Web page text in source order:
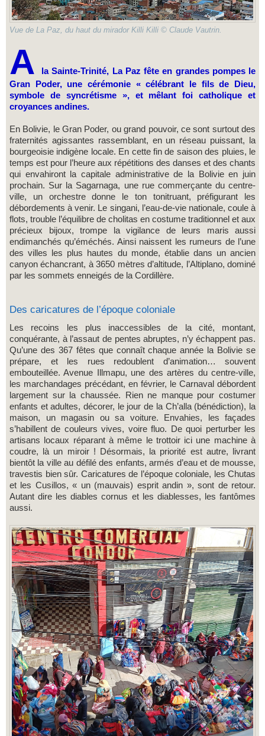
Vue de La Paz, du haut du mirador Killi Killi © Claude Vautrin.
A
la Sainte-Trinité, La Paz fête en grandes pompes le
Gran Poder, une cérémonie « célébrant le fils de Dieu,
symbole de syncrétisme », et mêlant foi catholique et
croyances andines.
En Bolivie, le Gran Poder, ou grand pouvoir, ce sont surtout des
fraternités agissantes rassemblant, en un réseau puissant, la
bourgeoisie indigène locale. En cette fin de saison des pluies, le
temps est pour l’heure aux répétitions des danses et des chants
qui envahiront la capitale administrative de la Bolivie en juin
prochain. Sur la Sagarnaga, une rue commerçante du centre-
ville, un orchestre donne le ton tonitruant, préfigurant les
débordements à venir. Le singani, l’eau-de-vie nationale, coule à
flots, trouble l’équilibre de cholitas en costume traditionnel et aux
précieux bijoux, trompe la vigilance de leurs maris aussi
endimanchés qu’éméchés. Ainsi naissent les rumeurs de l’une
des villes les plus hautes du monde, établie dans un ancien
canyon échancrant, à 3650 mètres d’altitude, l’Altiplano, dominé
par les sommets enneigés de la Cordillère.
Des caricatures de l’époque coloniale
Les recoins les plus inaccessibles de la cité, montant,
conquérante, à l’assaut de pentes abruptes, n’y échappent pas.
Qu’une des 367 fêtes que connaît chaque année la Bolivie se
prépare, et les rues redoublent d’animation… souvent
embouteillée. Avenue Illmapu, une des artères du centre-ville,
les marchandages précédant, en février, le Carnaval débordent
largement sur la chaussée. Rien ne manque pour costumer
enfants et adultes, décorer, le jour de la Ch’alla (bénédiction), la
maison, un magasin ou sa voiture. Envahies, les façades
s’habillent de couleurs vives, voire fluo. De quoi perturber les
artisans locaux réparant à même le trottoir ici une machine à
coudre, là un miroir ! Désormais, la priorité est autre, livrant
bientôt la ville au défilé des enfants, armés d’eau et de mousse,
travestis bien sûr. Caricatures de l’époque coloniale, les Chutas
et les Cusillos, « un (mauvais) esprit andin », sont de retour.
Autant dire les diables cornus et les diablesses, les fantômes
aussi.